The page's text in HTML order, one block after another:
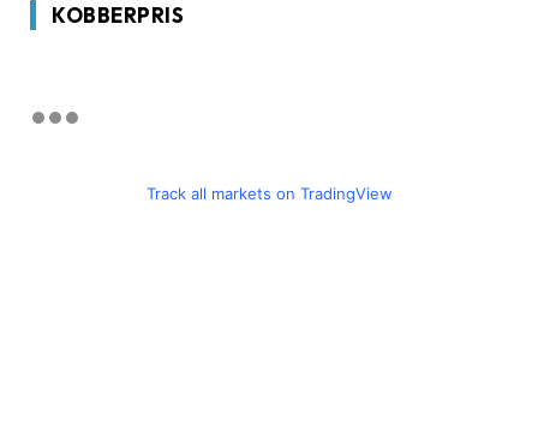
KOBBERPRIS
Track all markets on TradingView